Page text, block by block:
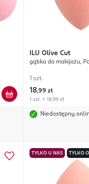
ILU Olive Cut
gąbka do makijażu,
1 szt.
18,99 zł
1 szt. = 18,99 zł
Niedostępny
TYLKO U NAS TYLKO